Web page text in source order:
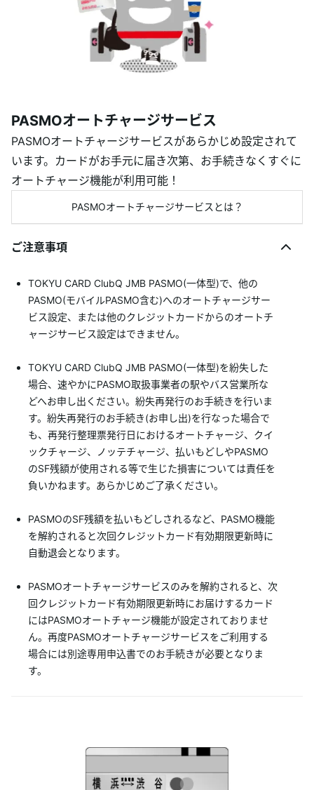
PASMOオートチャージサービス
PASMOオートチャージサービスがあらかじめ設定されて
います。カードがお手元に届き次第、お手続きなくすぐに
オートチャージ機能が利用可能！
PASMOオートチャージサービスとは？
ご注意事項
TOKYU CARD ClubQ JMB PASMO(一体型)で、他の
PASMO(モバイルPASMO含む)へのオートチャージサー
ビス設定、または他のクレジットカードからのオートチ
ャージサービス設定はできません。
TOKYU CARD ClubQ JMB PASMO(一体型)を紛失した
場合、速やかにPASMO取扱事業者の駅やバス営業所な
どへお申し出ください。紛失再発行のお手続きを行いま
す。紛失再発行のお手続き(お申し出)を行なった場合で
も、再発行整理票発行日におけるオートチャージ、クイ
ックチャージ、ノッテチャージ、払いもどしやPASMO
のSF残額が使用される等で生じた損害については責任を
負いかねます。あらかじめご了承ください。
PASMOのSF残額を払いもどしされるなど、PASMO機能
を解約されると次回クレジットカード有効期限更新時に
自動退会となります。
PASMOオートチャージサービスのみを解約されると、次
回クレジットカード有効期限更新時にお届けするカード
にはPASMOオートチャージ機能が設定されておりませ
ん。再度PASMOオートチャージサービスをご利用する
場合には別途専用申込書でのお手続きが必要となりま
す。